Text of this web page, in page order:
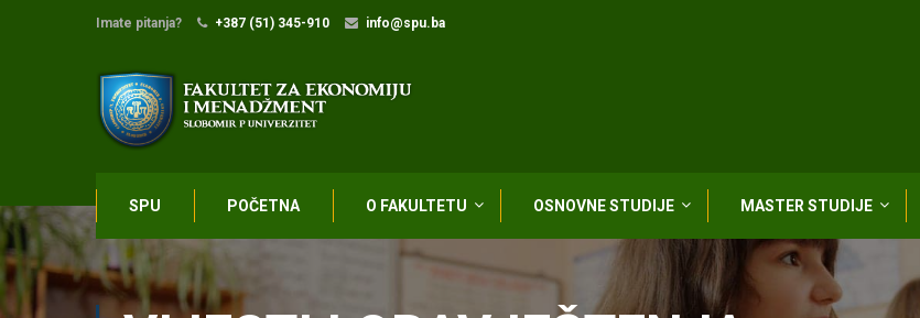
Imate pitanja? +387 (51) 345-910 info@spu.ba
SPU POČETNA O FAKULTETU OSNOVNE STUDIJE MASTER STUDIJE